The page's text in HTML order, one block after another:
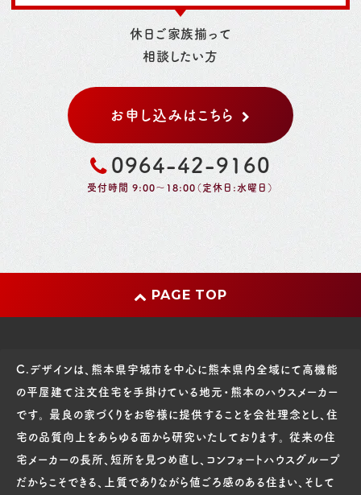
休日ご家族揃って
相談したい方
お申し込みはこちら
0964-42-9160
受付時間 9:00～18:00（定休日:水曜日）
PAGE TOP
C.デザインは、熊本県宇城市を中心に熊本県内全域にて高機能
の平屋建て注文住宅を手掛けている地元・熊本のハウスメーカー
です。 最良の家づくりをお客様に提供することを会社理念とし、住
宅の品質向上をあらゆる面から研究いたしております。 従来の住
宅メーカーの長所、短所を見つめ直し、コンフォートハウスグループ
だからこそできる、上質でありながら値ごろ感のある住まい、そして